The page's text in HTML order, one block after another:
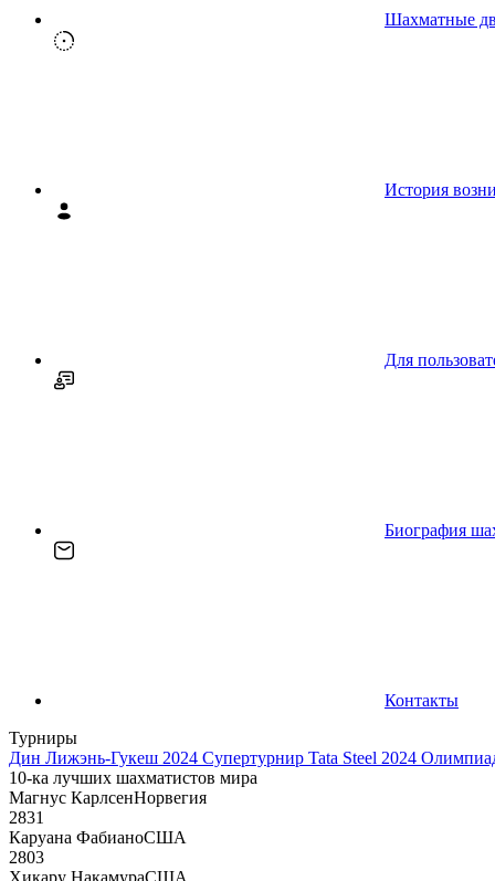
Шахматные
История
Для
Биография
Контакты
Турниры
Дин Лижэнь-Гукеш 2024 Супертурнир Tata Steel 2024
10-ка лучших шахматистов мира
Магнус КарлсенНорвегия
2831
Каруана ФабианоСША
2803
Хикару НакамураСША